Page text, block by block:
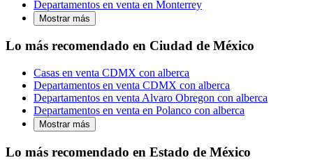
Departamentos en venta en Monterrey
Mostrar más
Lo más recomendado en Ciudad de México
Casas en venta CDMX con alberca
Departamentos en venta CDMX con alberca
Departamentos en venta Alvaro Obregon con alberca
Departamentos en venta en Polanco con alberca
Mostrar más
Lo más recomendado en Estado de México